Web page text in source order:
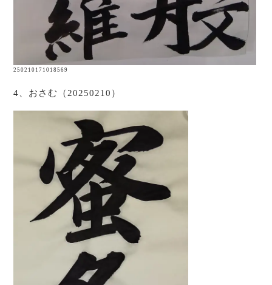
250210171018569
4、おさむ（20250210）